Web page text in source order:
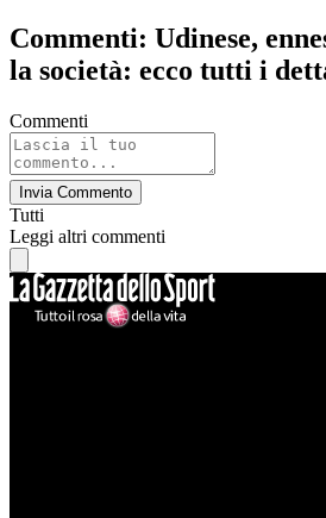
Commenti: Udinese,
la società: ecco tutti i
Commenti
Invia Commento
Tutti
Leggi altri commenti